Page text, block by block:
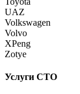
UAZ
Volkswagen
Volvo
XPeng
Zotye
Услуги СТО